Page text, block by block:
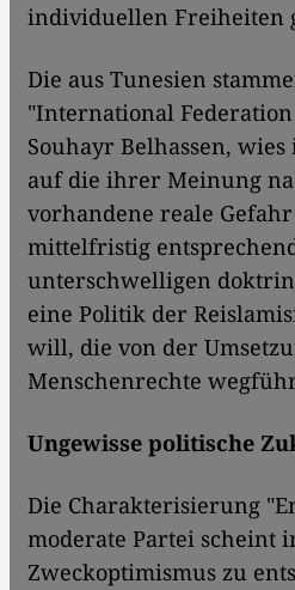
individuellen Freiheiten
Die aus Tunesien
"International
Souhayr Belhassen,
auf die ihrer Meinung
vorhandene reale
mittelfristig
unterschwelligen
eine Politik der
will, die von der
Menschenrechte
Ungewisse politische
Die Charakterisierung
moderate Partei scheint
Zweckoptimismus zu